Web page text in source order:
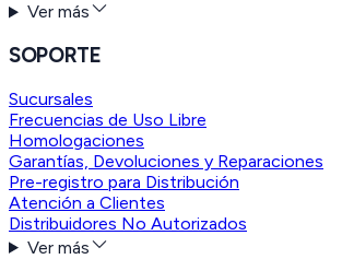
Ver más
SOPORTE
Sucursales
Frecuencias de Uso Libre
Homologaciones
Garantías, Devoluciones y Reparaciones
Pre-registro para Distribución
Atención a Clientes
Distribuidores No Autorizados
Ver más